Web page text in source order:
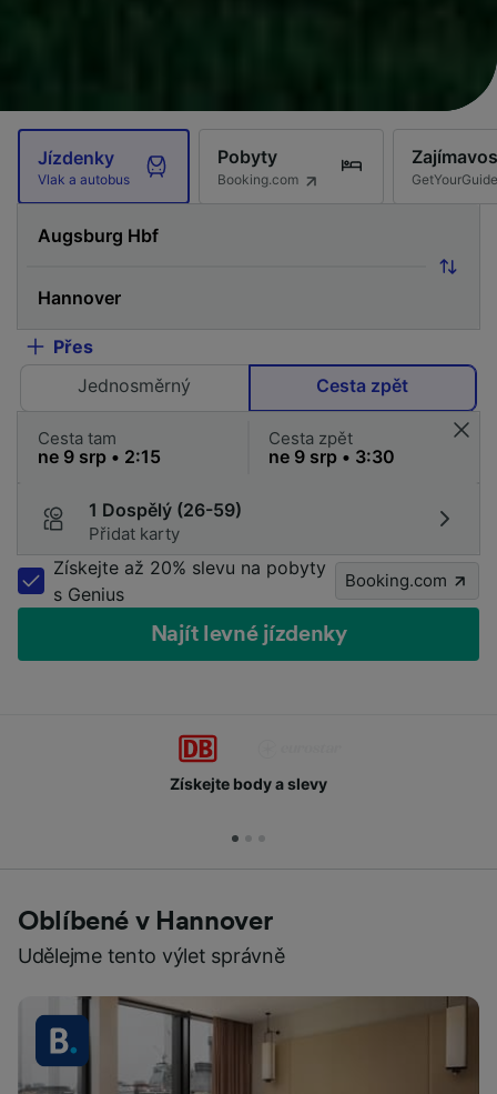
Jízdenky
Vlak a autobus
Pobyty
Booking.com GetYourGuide
Přes
Jednosměrný
Cesta zpět
Cesta tam Cesta zpět
1 Dospělý (26-59)
Přidat karty
Získejte až 20% slevu na pobyty
s Genius
Booking.com
Najít levné jízdenky
Získejte body a slevy
Oblíbené v Hannover
Udělejme tento výlet správně